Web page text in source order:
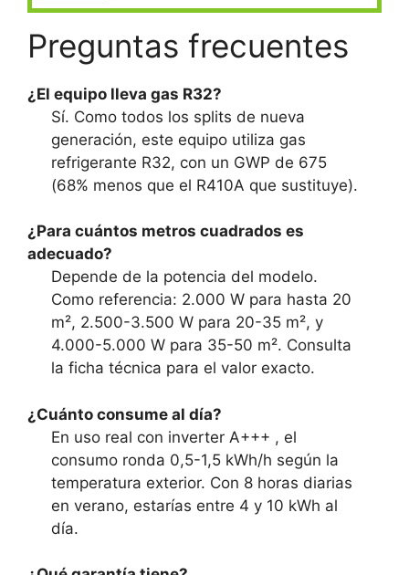
Preguntas frecuentes
¿El equipo lleva gas R32?
Sí. Como todos los splits de nueva
generación, este equipo utiliza gas
refrigerante R32, con un GWP de 675
(68% menos que el R410A que sustituye).
¿Para cuántos metros cuadrados es
adecuado?
Depende de la potencia del modelo.
Como referencia: 2.000 W para hasta 20
m², 2.500-3.500 W para 20-35 m², y
4.000-5.000 W para 35-50 m². Consulta
la ficha técnica para el valor exacto.
¿Cuánto consume al día?
En uso real con inverter A+++ , el
consumo ronda 0,5-1,5 kWh/h según la
temperatura exterior. Con 8 horas diarias
en verano, estarías entre 4 y 10 kWh al
día.